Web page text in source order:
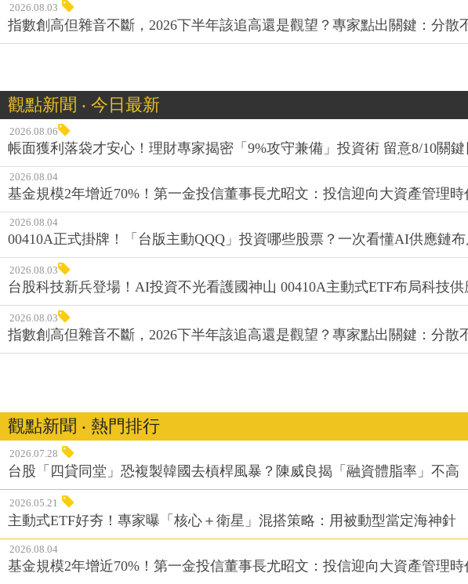
2026.08.03
指數創高但雜音不斷，2026下半年該追高還是觀望？專家點出關鍵：分散
觀點新聞 ‧ 今日最新
2026.08.06
帳面獲利落袋才安心！理財專家揭密「9%攻守兼備」投資術 留意8/10關鍵
2026.08.04
基金規模2年增近70%！第一金投信董事長尤昭文：投信迎向大資產管理時
2026.08.04
00410A正式掛牌！「台版主動QQQ」投資哪些股票？一次看懂AI供應鏈布
2026.08.03
台股科技新兵登場！AI投資不光看護國神山 00410A主動式ETF布局科技
2026.08.03
指數創高但雜音不斷，2026下半年該追高還是觀望？專家點出關鍵：分散
觀點新聞 ‧ 熱門排行
2026.07.28
台股「四貸同堂」恐複製韓國去槓桿風暴？陳威良揭「融資體脂率」不高
2026.05.21
主動式ETF好夯！專家曝「核心＋衛星」混搭策略：用被動型當定海神針
2026.08.04
基金規模2年增近70%！第一金投信董事長尤昭文：投信迎向大資產管理時